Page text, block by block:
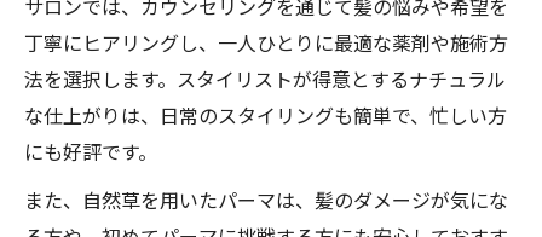
丁寧にヒアリングし、一人ひとりに最適な薬剤や施術方
法を選択します。スタイリストが得意とするナチュラル
な仕上がりは、日常のスタイリングも簡単で、忙しい方
にも好評です。
また、自然草を用いたパーマは、髪のダメージが気にな